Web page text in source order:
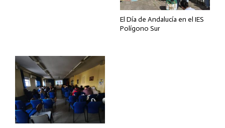
El Día de Andalucía en el IES
Polígono Sur